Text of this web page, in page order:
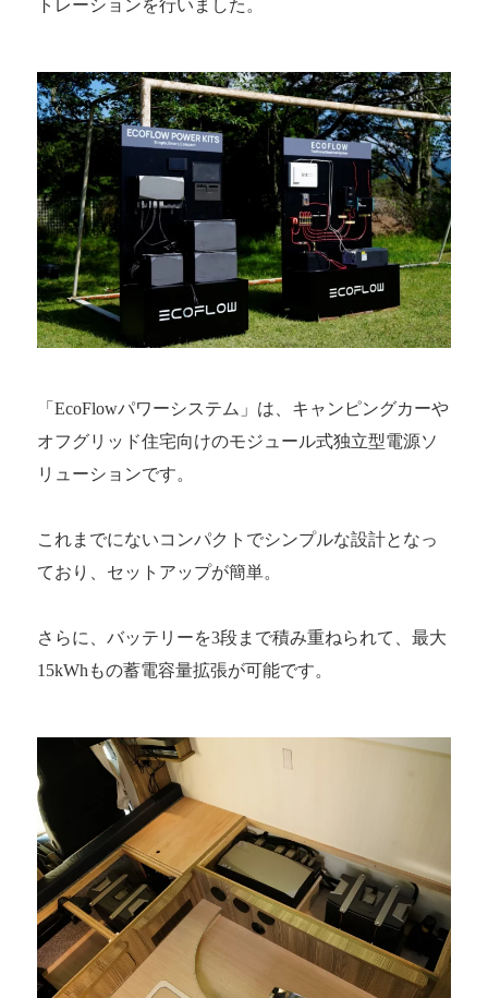
トレーションを行いました。
「EcoFlowパワーシステム」は、キャンピングカーや
オフグリッド住宅向けのモジュール式独立型電源ソ
リューションです。
これまでにないコンパクトでシンプルな設計となっ
ており、セットアップが簡単。
さらに、バッテリーを3段まで積み重ねられて、最大
15kWhもの蓄電容量拡張が可能です。